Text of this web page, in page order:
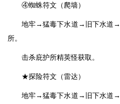
④蜘蛛符文（爬墙）
地牢→猛毒下水道→旧下水道→
所。
击杀庇护所精英怪获取。
★探险符文（雷达）
地牢→猛毒下水道→旧下水道→